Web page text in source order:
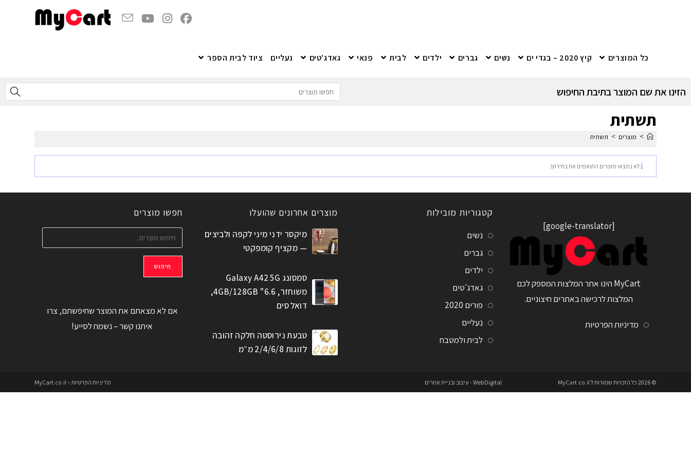
כל המוצרים קיץ 2020 – בגדי ים נשים גברים ילדים לבית פנאי גאדג'טים נעליים ציוד לבית הספר
הזינו את שם המוצר בתיבת החיפוש
תשתית
> מוצרים > תשתית
לא נמצאו מוצרים התואמים את בחירתך.
[google-translator]
MyCart הינו אתר המלצות המספק לכם
המלצות לרכישה באתרים חיצוניים.
מדיניות הפרטיות
קטגוריות מובילות
נשים
גברים
ילדים
גאדג'טים
פורים 2020
נעליים
לבית ולמטבח
מוצרים אחרונים שהועלו
מיקסר ידני מיני לקפה ולביצים
— מקציף קומפקטי
סמסונג Galaxy A42 5G
משוחזר, 6.6" 4GB/128GB,
דואל סים
טבעת נירוסטה חלקה זהובה
לזוגות 2/4/6/8 מ״מ
חפשו מוצרים
חיפוש
אם לא מצאתם את המוצר שחיפשתם, צרו
איתנו קשר – נשמח לסייע!
מדיניות הפרטיות – MyCart.co.il © 2026 כל הזכויות שמורות ל MyCart.co.il
WebDigital- עיצוב ובניית אתרים